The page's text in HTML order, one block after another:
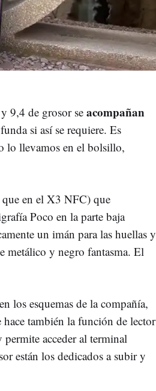
9,4 de grosor se acompañan
si así se requiere. Es
lo llevamos en el bolsillo,
que en el X3 NFC) que
Poco en la parte baja
un imán para las huellas y
metálico y negro fantasma. El
los esquemas de la compañía,
también la función de lector
permite acceder al terminal
están los dedicados a subir y